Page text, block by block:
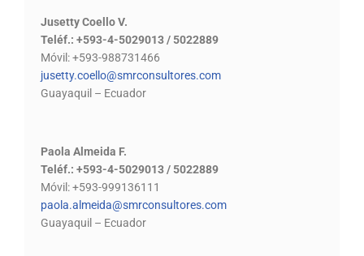
Jusetty Coello V.
Teléf.: +593-4-5029013 / 5022889
Móvil: +593-988731466
jusetty.coello@smrconsultores.com
Guayaquil – Ecuador
Paola Almeida F.
Teléf.: +593-4-5029013 / 5022889
Móvil: +593-999136111
paola.almeida@smrconsultores.com
Guayaquil – Ecuador